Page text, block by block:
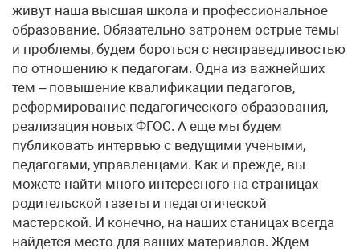
живут наша высшая школа и профессиональное
образование. Обязательно затронем острые темы
и проблемы, будем бороться с несправедливостью
по отношению к педагогам. Одна из важнейших
тем – повышение квалификации педагогов,
реформирование педагогического образования,
реализация новых ФГОС. А еще мы будем
публиковать интервью с ведущими учеными,
педагогами, управленцами. Как и прежде, вы
можете найти много интересного на страницах
родительской газеты и педагогической
мастерской. И конечно, на наших станицах всегда
найдется место для ваших материалов. Ждем